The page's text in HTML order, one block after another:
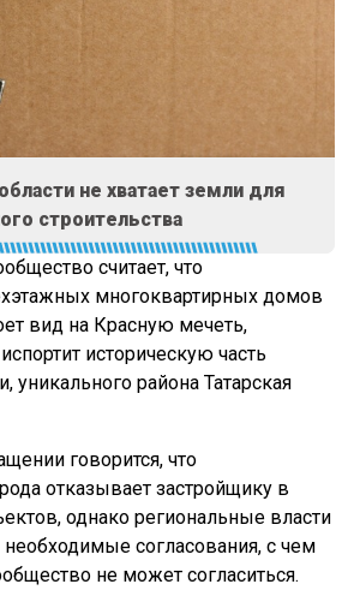
не хватает земли для
строительства
считает, что
многоквартирных домов
вид на Красную мечеть,
историческую часть
уникального района Татарская
говорится, что
отказывает застройщику в
однако региональные власти
согласования, с чем
не может согласиться.